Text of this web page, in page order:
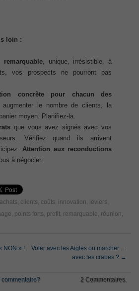
loin :
remarquable , unique, irrésistible, à
vos prospects ne pourront pas
concrète pour chacun des
le nombre de clients, la
moyen. Planifiez-la.
que vous avez signés avec vos
Vérifiez quand ils arrivent
Attention aux reconductions
à négocier.
achats clients coûts innovation leviers
points forts profit remarquable réunion
NON » !
Voler avec les Aigles ou marcher …
avec les crabes ? →
2 Commentaires.